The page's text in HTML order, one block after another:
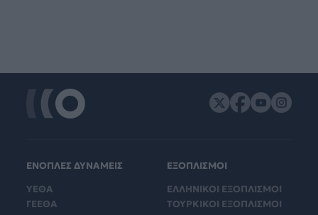
ΕΝΟΠΛΕΣ ΔΥΝΑΜΕΙΣ
ΥΕΘΑ
ΓΕΕΘΑ
ΕΞΟΠΛΙΣΜΟΙ
ΕΛΛΗΝΙΚΟΙ ΕΞΟΠΛΙΣΜΟΙ
ΤΟΥΡΚΙΚΟΙ ΕΞΟΠΛΙΣΜΟΙ